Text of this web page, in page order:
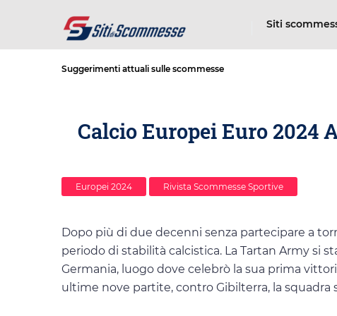
Siti
Suggerimenti attuali sulle scommesse
Calcio Europei Euro 2024
Europei 2024 Rivista Scommesse Sportive
Dopo più di due decenni senza partecipare a
periodo di stabilità calcistica. La Tartan Army si
Germania, luogo dove celebrò la sua prima
ultime nove partite, contro Gibilterra, la squadra